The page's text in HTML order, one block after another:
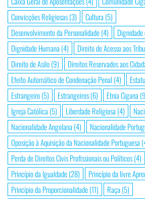
Convicções Religiosas(3) Cultura (5)
Desenvolvimento da Personalidade(4) Dignidade
Dignidade Humana (4) Direito de Acesso aos
Direito de Asilo(9) Direitos Reservados aos
Efeito Automático de Condenação Penal (4)
Estrangeiro(5) Estrangeiros(6) Etnia Cigana
Igreja Católica (5) Liberdade Religiosa (4)
Nacionalidade Angolana (4) Nacionalidade
Oposição à Aquisição da Nacionalidade Portuguesa
Perda de Direitos Civis Profissionais ou Políticos(4)
Princípio da Igualdade(28) Princípio da livre
Princípio da Proporcionalidade(11) Raça (5)